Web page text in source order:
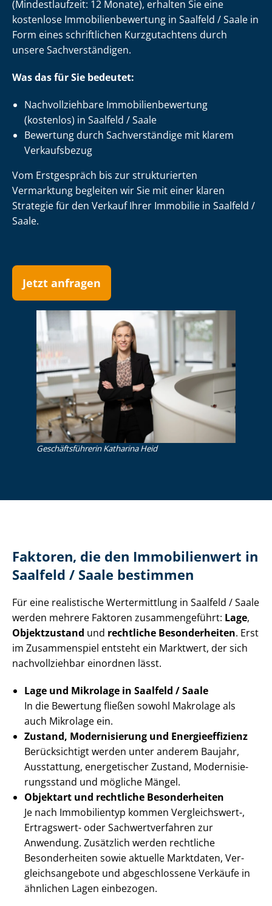
(Mindestlaufzeit: 12 Monate), erhalten Sie eine
kostenlose Im­mo­bi­li­en­be­wer­tung in Saalfeld / Saale in
Form eines schriftlichen Kurzgutachtens durch
unsere Sach­ver­stän­di­gen.
Was das für Sie bedeutet:
Nach­voll­zieh­ba­re Im­mo­bi­li­en­be­wer­tung
(kostenlos) in Saalfeld / Saale
Bewertung durch Sachverständige mit klarem
Verkaufsbezug
Vom Erstgespräch bis zur strukturierten
Vermarktung begleiten wir Sie mit einer klaren
Strategie für den Verkauf Ihrer Immobilie in Saalfeld /
Saale.
Jetzt anfragen
Ge­schäfts­füh­re­rin Katharina Heid
Faktoren, die den Immobilienwert in
Saalfeld / Saale bestimmen
Für eine realistische Wertermittlung in Saalfeld / Saale
werden mehrere Faktoren zusammengeführt: Lage,
Objektzustand und rechtliche Besonderheiten. Erst
im Zusammenspiel entsteht ein Marktwert, der sich
nachvollziehbar einordnen lässt.
Lage und Mikrolage in Saalfeld / Saale
In die Bewertung fließen sowohl Makrolage als
auch Mikrolage ein.
Zustand, Modernisierung und En­er­gie­ef­fi­zi­enz
Berücksichtigt werden unter anderem Baujahr,
Ausstattung, energetischer Zustand, Mo­der­ni­sie­
rungs­stand und mögliche Mängel.
Objektart und rechtliche Besonderheiten
Je nach Immobilientyp kommen Vergleichswert-,
Ertragswert- oder Sach­wert­ver­fah­ren zur
Anwendung. Zusätzlich werden rechtliche
Besonderheiten sowie aktuelle Marktdaten, Ver­
gleichs­an­ge­bo­te und abgeschlossene Verkäufe in
ähnlichen Lagen einbezogen.